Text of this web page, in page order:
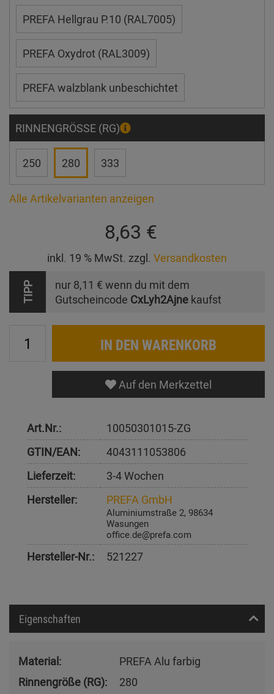
PREFA Hellgrau P.10 (RAL7005)
PREFA Oxydrot (RAL3009)
PREFA walzblank unbeschichtet
RINNENGRÖSSE (RG)
250 280 333
Alle Artikelvarianten anzeigen
8,63 €
inkl. 19 % MwSt. zzgl. Versandkosten
TIPP nur 8,11 € wenn du mit dem
Gutscheincode CxLyh2Ajne kaufst
IN DEN WARENKORB
Auf den Merkzettel
Art.Nr.:
10050301015-ZG
GTIN/EAN:
4043111053806
Lieferzeit:
3-4 Wochen
Hersteller:
PREFA GmbH
Aluminiumstraße 2, 98634
Wasungen
office.de@prefa.com
Hersteller-Nr.: 521227
Eigenschaften
Material:
PREFA Alu farbig
Rinnengröße (RG):
280